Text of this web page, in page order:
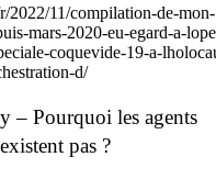
2022/11/compilation-de-mon-
mars-2020-eu-egard-a-
coquevide-19-a-
d/
– Pourquoi les agents
pas ?